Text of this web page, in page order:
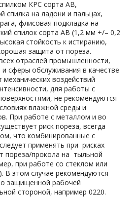
КРС сорта АВ,
спилка на ладони и пальцах,
флисовая подкладка на
спилок сорта АВ (1,2 мм +/– 0,2
стойкость к истиранию,
защита от пореза.
отраслей промышленности,
и сферы обслуживания в качестве
воздействий
для работы с
не рекомендуются
влажной среды и
При работе с металлом и во
риск пореза, всегда
что комбинированные с
применять при рисках
пореза/прокола на тыльной
при работе со стеклом или
В этом случае рекомендуются
защищенной рабочей
стороной, например 0220.